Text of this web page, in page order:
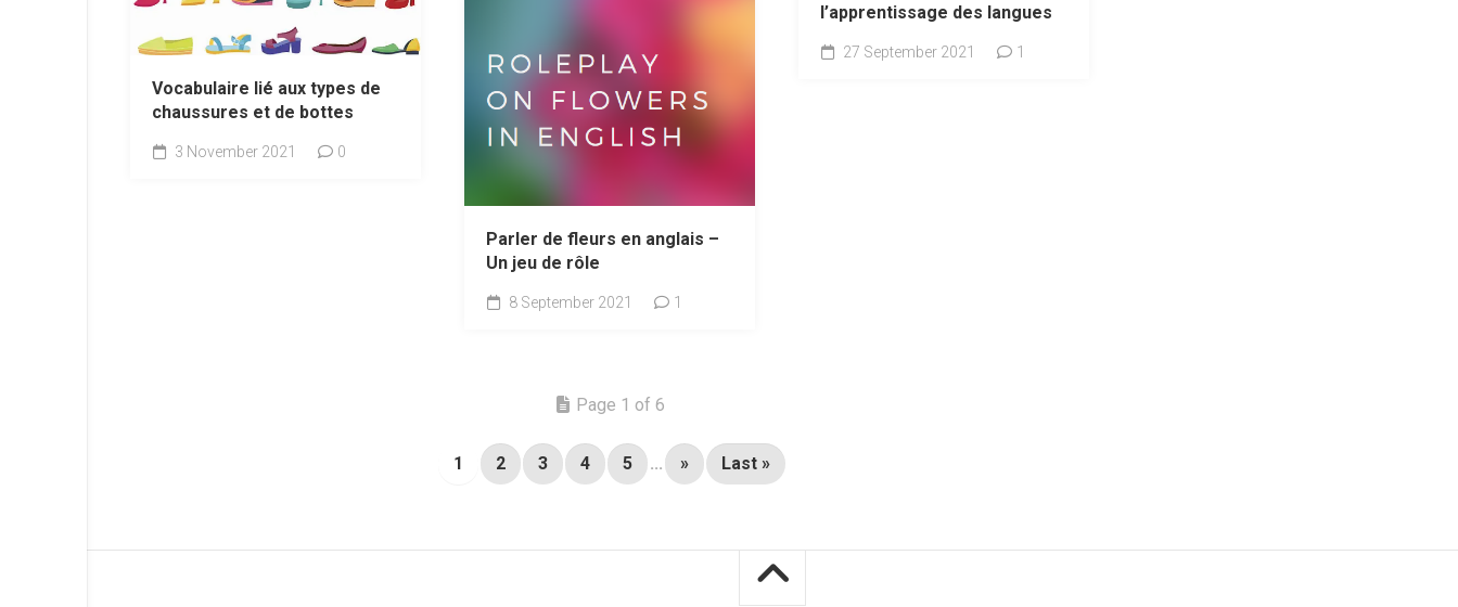
Vocabulaire lié aux types de
chaussures et de bottes
3 November 2021 0
l’apprentissage des langues
27 September 2021 1
Parler de fleurs en anglais –
Un jeu de rôle
8 September 2021 1
Page 1 of 6
1 2 3 4 5 ... » Last »